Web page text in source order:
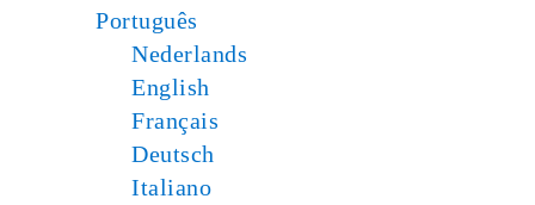
Português
Nederlands
English
Français
Deutsch
Italiano